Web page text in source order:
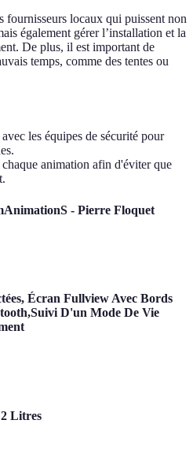
fournisseurs locaux qui puissent non
également gérer l’installation et la
De plus, il est important de
temps, comme des tentes ou
les équipes de sécurité pour
animation afin d'éviter que
- Pierre Floquet
Écran Fullview Avec Bords
D'un Mode De Vie
Litres